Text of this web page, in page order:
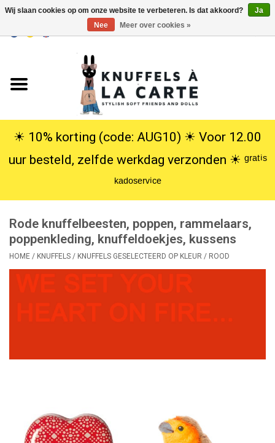
USD
Knuffels
Poppen
SALE
Cadeauservice
info
Lookbooks
☀︎ 10% korting (code: AUG10) ☀︎ Voor 12.00
uur besteld, zelfde werkdag verzonden ☀︎ ᵍʳᵃᵗⁱˢ
ᵏᵃᵈᵒˢᵉʳᵛⁱᶜᵉ
Rode knuffelbeesten, poppen, rammelaars,
poppenkleding, knuffeldoekjes, kussens
HOME / KNUFFELS / KNUFFELS GESELECTEERD OP KLEUR / ROOD
Wij slaan cookies op om onze website te verbeteren. Is dat akkoord?
Ja
Nee
Meer over cookies »